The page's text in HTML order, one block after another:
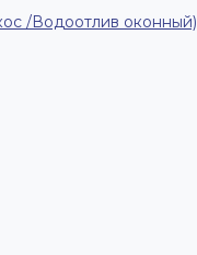
/Водоотлив оконный)